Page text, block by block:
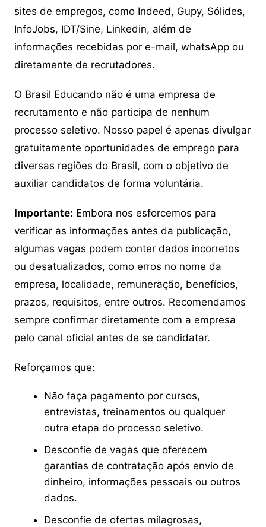
sites de empregos, como Indeed, Gupy, Sólides,
InfoJobs, IDT/Sine, Linkedin, além de
informações recebidas por e-mail, whatsApp ou
diretamente de recrutadores.
O Brasil Educando não é uma empresa de
recrutamento e não participa de nenhum
processo seletivo. Nosso papel é apenas divulgar
gratuitamente oportunidades de emprego para
diversas regiões do Brasil, com o objetivo de
auxiliar candidatos de forma voluntária.
Importante: Embora nos esforcemos para
verificar as informações antes da publicação,
algumas vagas podem conter dados incorretos
ou desatualizados, como erros no nome da
empresa, localidade, remuneração, benefícios,
prazos, requisitos, entre outros. Recomendamos
sempre confirmar diretamente com a empresa
pelo canal oficial antes de se candidatar.
Reforçamos que:
Não faça pagamento por cursos,
entrevistas, treinamentos ou qualquer
outra etapa do processo seletivo.
Desconfie de vagas que oferecem
garantias de contratação após envio de
dinheiro, informações pessoais ou outros
dados.
Desconfie de ofertas milagrosas,